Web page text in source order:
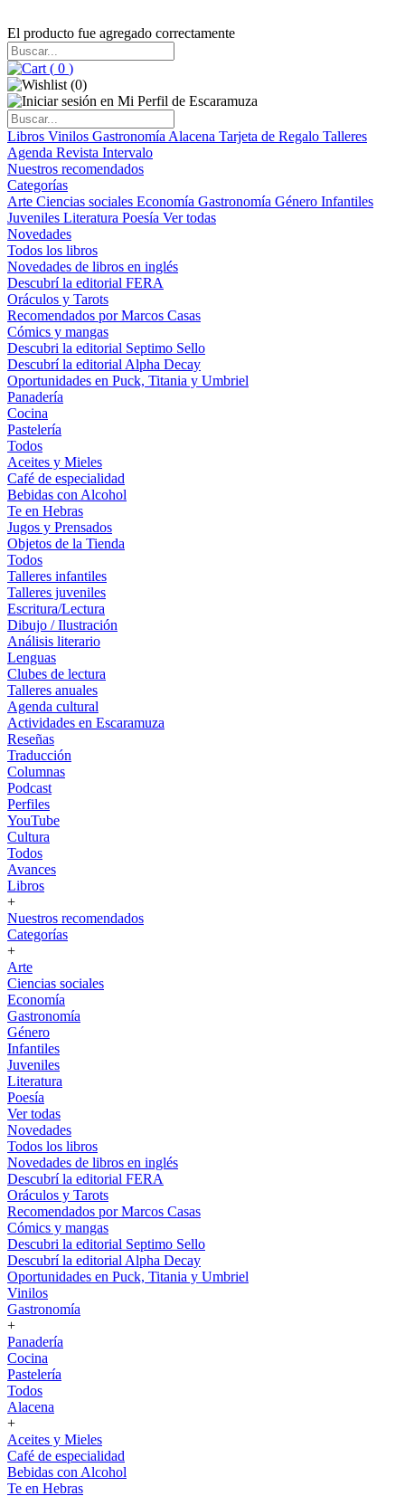
El producto fue agregado correctamente
( 0 )
(0)
Libros Vinilos Gastronomía Alacena Tarjeta de Regalo Talleres
Agenda Revista Intervalo
Nuestros recomendados
Categorías
Arte Ciencias sociales Economía Gastronomía Género Infantiles
Juveniles Literatura Poesía Ver todas
Novedades
Todos los libros
Novedades de libros en inglés
Descubrí la editorial FERA
Oráculos y Tarots
Recomendados por Marcos Casas
Cómics y mangas
Descubri la editorial Septimo Sello
Descubrí la editorial Alpha Decay
Oportunidades en Puck, Titania y Umbriel
Panadería
Cocina
Pastelería
Todos
Aceites y Mieles
Café de especialidad
Bebidas con Alcohol
Te en Hebras
Jugos y Prensados
Objetos de la Tienda
Todos
Talleres infantiles
Talleres juveniles
Escritura/Lectura
Dibujo / Ilustración
Análisis literario
Lenguas
Clubes de lectura
Talleres anuales
Agenda cultural
Actividades en Escaramuza
Reseñas
Traducción
Columnas
Podcast
Perfiles
YouTube
Cultura
Todos
Avances
Libros
+
Nuestros recomendados
Categorías
+
Arte
Ciencias sociales
Economía
Gastronomía
Género
Infantiles
Juveniles
Literatura
Poesía
Ver todas
Novedades
Todos los libros
Novedades de libros en inglés
Descubrí la editorial FERA
Oráculos y Tarots
Recomendados por Marcos Casas
Cómics y mangas
Descubri la editorial Septimo Sello
Descubrí la editorial Alpha Decay
Oportunidades en Puck, Titania y Umbriel
Vinilos
Gastronomía
+
Panadería
Cocina
Pastelería
Todos
Alacena
+
Aceites y Mieles
Café de especialidad
Bebidas con Alcohol
Te en Hebras